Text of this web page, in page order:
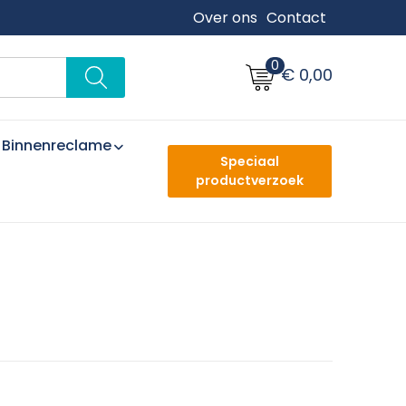
Over ons Contact
0€ 0,00
Binnenreclame
Speciaal
productverzoek